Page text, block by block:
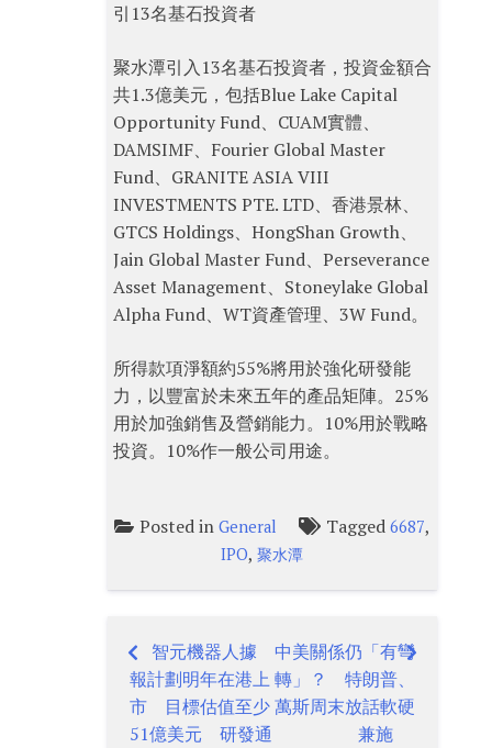
引13名基石投資者
聚水潭引入13名基石投資者，投資金額合
共1.3億美元，包括Blue Lake Capital
Opportunity Fund、CUAM實體、
DAMSIMF、Fourier Global Master
Fund、GRANITE ASIA VIII
INVESTMENTS PTE. LTD、香港景林、
GTCS Holdings、HongShan Growth、
Jain Global Master Fund、Perseverance
Asset Management、Stoneylake Global
Alpha Fund、WT資產管理、3W Fund。
所得款項淨額約55%將用於強化研發能
力，以豐富於未來五年的產品矩陣。25%
用於加強銷售及營銷能力。10%用於戰略
投資。10%作一般公司用途。
Posted inGeneral Tagged6687,
IPO, 聚水潭
Post
navigation
智元機器人據
報計劃明年在港上
市 目標估值至少
51億美元 研發通
中美關係仍「有彎
轉」？ 特朗普、
萬斯周末放話軟硬
兼施